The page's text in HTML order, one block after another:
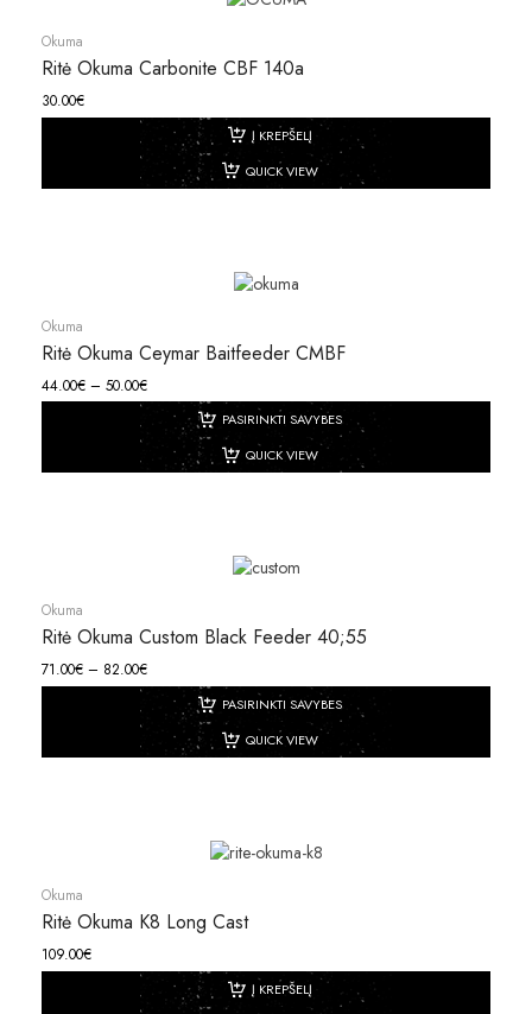
Okuma
Ritė Okuma Carbonite CBF 140a
30.00€
Į KREPŠELĮ
QUICK VIEW
Okuma
Ritė Okuma Ceymar Baitfeeder CMBF
44.00€ – 50.00€
PASIRINKTI SAVYBES
QUICK VIEW
Okuma
Ritė Okuma Custom Black Feeder 40;55
71.00€ – 82.00€
PASIRINKTI SAVYBES
QUICK VIEW
Okuma
Ritė Okuma K8 Long Cast
109.00€
Į KREPŠELĮ